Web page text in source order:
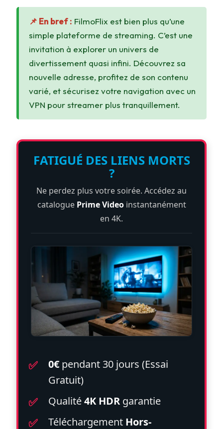
📌 En bref : FilmoFlix est bien plus qu’une
simple plateforme de streaming. C’est une
invitation à explorer un univers de
divertissement quasi infini. Découvrez sa
nouvelle adresse, profitez de son contenu
varié, et sécurisez votre navigation avec un
VPN pour streamer plus tranquillement.
FATIGUÉ DES LIENS MORTS
?
Ne perdez plus votre soirée. Accédez au
catalogue Prime Videoinstantanément
en 4K.
0€ pendant 30 jours (Essai
Gratuit)
Qualité4K HDR garantie
Téléchargement Hors-